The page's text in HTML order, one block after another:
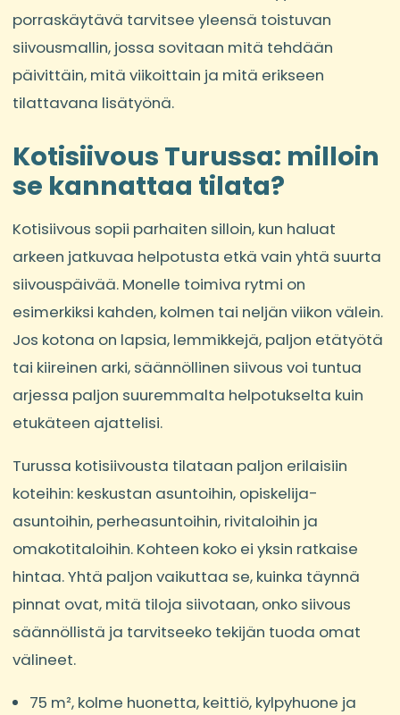
porraskäytävä tarvitsee yleensä toistuvan
siivousmallin, jossa sovitaan mitä tehdään
päivittäin, mitä viikoittain ja mitä erikseen
tilattavana lisätyönä.
Kotisiivous Turussa: milloin
se kannattaa tilata?
Kotisiivous sopii parhaiten silloin, kun haluat
arkeen jatkuvaa helpotusta etkä vain yhtä suurta
siivouspäivää. Monelle toimiva rytmi on
esimerkiksi kahden, kolmen tai neljän viikon välein.
Jos kotona on lapsia, lemmikkejä, paljon etätyötä
tai kiireinen arki, säännöllinen siivous voi tuntua
arjessa paljon suuremmalta helpotukselta kuin
etukäteen ajattelisi.
Turussa kotisiivousta tilataan paljon erilaisiin
koteihin: keskustan asuntoihin, opiskelija-
asuntoihin, perheasuntoihin, rivitaloihin ja
omakotitaloihin. Kohteen koko ei yksin ratkaise
hintaa. Yhtä paljon vaikuttaa se, kuinka täynnä
pinnat ovat, mitä tiloja siivotaan, onko siivous
säännöllistä ja tarvitseeko tekijän tuoda omat
välineet.
75 m², kolme huonetta, keittiö, kylpyhuone ja